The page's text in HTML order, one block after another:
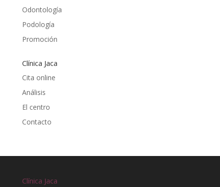
Odontología
Podología
Promoción
Clínica Jaca
Cita online
Análisis
El centro
Contacto
Clínica Jaca